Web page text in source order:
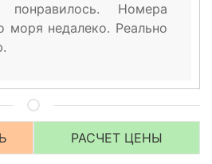
Номера
моря недалеко. Реально
РАСЧЕТ ЦЕНЫ